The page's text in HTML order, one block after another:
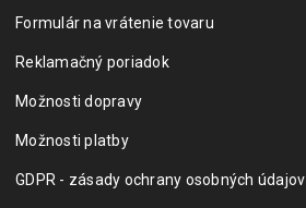
Formulár na vrátenie tovaru
Reklamačný poriadok
Možnosti dopravy
Možnosti platby
GDPR - zásady ochrany osobných údajov